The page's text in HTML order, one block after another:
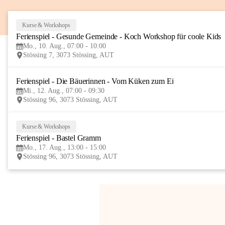
Kurse & Workshops
Ferienspiel - Gesunde Gemeinde - Koch Workshop für coole Kids
Mo., 10. Aug., 07:00 - 10:00
Stössing 7, 3073 Stössing, AUT
Ferienspiel - Die Bäuerinnen - Vom Küken zum Ei
Mi., 12. Aug., 07:00 - 09:30
Stössing 96, 3073 Stössing, AUT
Kurse & Workshops
Ferienspiel - Bastel Gramm
Mo., 17. Aug., 13:00 - 15:00
Stössing 96, 3073 Stössing, AUT